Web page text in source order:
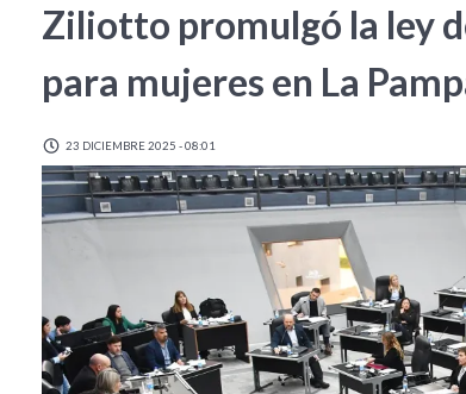
Ziliotto promulgó la ley
para mujeres en La
23 DICIEMBRE 2025 - 08:01